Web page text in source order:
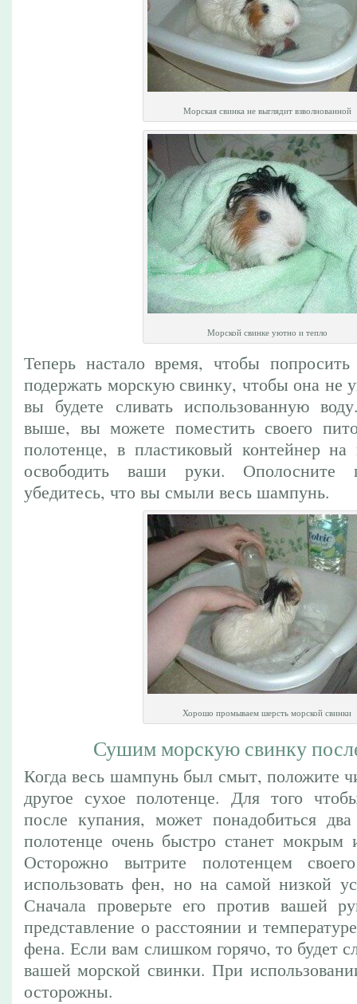
Морская свинка не выглядит взволнованной
Морской свинке уютно и тепло
Теперь настало время, чтобы
подержать морскую свинку, чтобы она не
вы будете сливать использованную
выше, вы можете поместить своего
полотенце, в пластиковый контейнер
освободить ваши руки. Ополосните
убедитесь, что вы смыли весь шампунь.
Хорошо промываем шерсть морской свинки
Сушим морскую свинку
Когда весь шампунь был смыт, положите
другое сухое полотенце. Для того
после купания, может понадобиться
полотенце очень быстро станет мокрым
Осторожно вытрите полотенцем
использовать фен, но на самой низкой
Сначала проверьте его против вашей
представление о расстоянии и
фена. Если вам слишком горячо, то будет
вашей морской свинки. При
осторожны.